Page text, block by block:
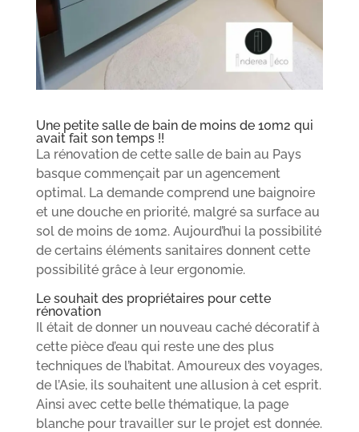
Une petite salle de bain de moins de 10m2 qui
avait fait son temps !!
La rénovation de cette salle de bain au Pays
basque commençait par un agencement
optimal. La demande comprend une baignoire
et une douche en priorité, malgré sa surface au
sol de moins de 10m2. Aujourd’hui la possibilité
de certains éléments sanitaires donnent cette
possibilité grâce à leur ergonomie.
Le souhait des propriétaires pour cette
rénovation
Il était de donner un nouveau caché décoratif à
cette pièce d’eau qui reste une des plus
techniques de l’habitat. Amoureux des voyages,
de l’Asie, ils souhaitent une allusion à cet esprit.
Ainsi avec cette belle thématique, la page
blanche pour travailler sur le projet est donnée.